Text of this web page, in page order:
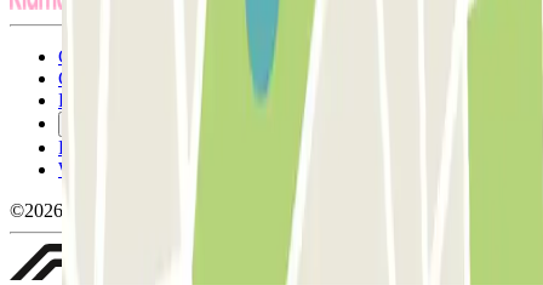
Conditions générales d'utilisation et contrat
Conditions d'annulation
Politique relative aux cookies
Politique de confidentialité
Whistleblowing
©2026 Parclick. Tous droits réservés